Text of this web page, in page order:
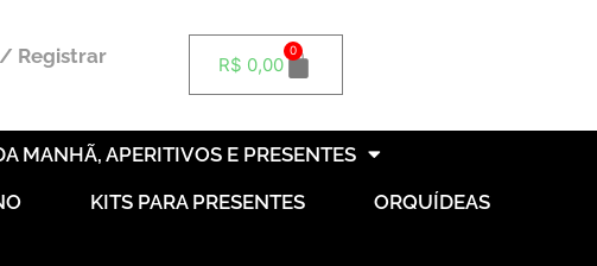
Registrar R$ 0,00
0
MANHÃ, APERITIVOS E PRESENTES
KITS PARA PRESENTES
ORQUÍDEAS